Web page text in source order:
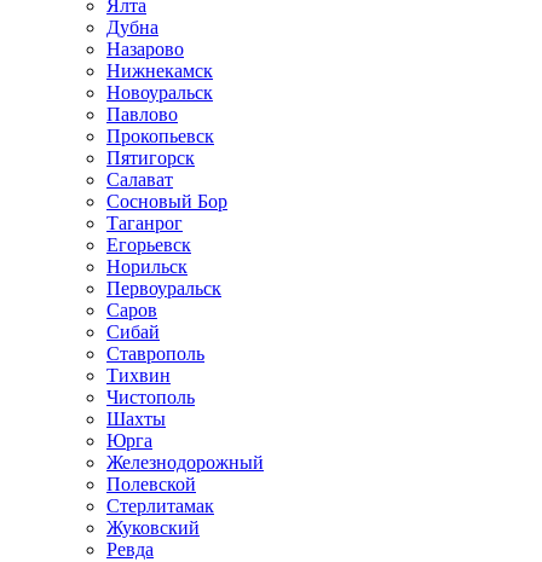
Ялта
Дубна
Назарово
Нижнекамск
Новоуральск
Павлово
Прокопьевск
Пятигорск
Салават
Сосновый Бор
Таганрог
Егорьевск
Норильск
Первоуральск
Саров
Сибай
Ставрополь
Тихвин
Чистополь
Шахты
Юрга
Железнодорожный
Полевской
Стерлитамак
Жуковский
Ревда